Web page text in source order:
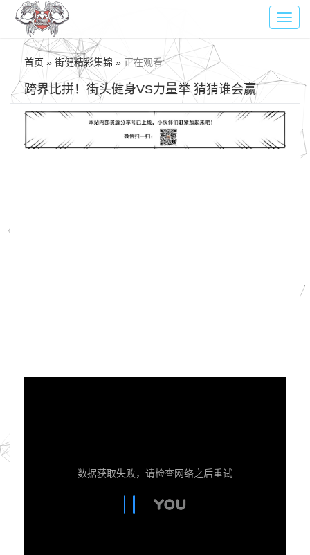
首页 » 街健精彩集锦 » 正在观看
跨界比拼！街头健身VS力量举 猜猜谁会赢
数据获取失败，请检查网络之后重试